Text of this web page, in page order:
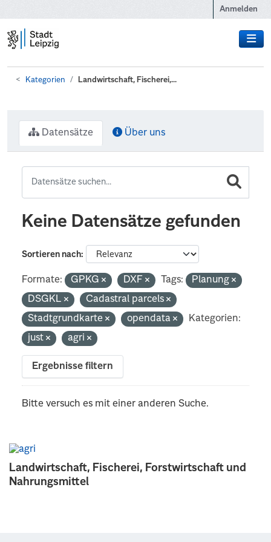
Anmelden
Kategorien Landwirtschaft, Fischerei,...
Landwirtschaft, Fischerei, Forstwirtschaft und
Nahrungsmittel
Datensätze Über uns
Keine Datensätze gefunden
Sortieren nach
Formate: GPKG DXF Tags:
Planung
DSGKL
Cadastral parcels
Stadtgrundkarte
opendata
Kategorien:
just
agri
Ergebnisse filtern
Bitte versuch es mit einer anderen Suche.